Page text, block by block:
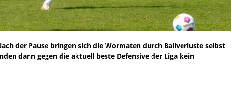
der Pause bringen sich die Wormaten durch Ballverluste selbst
dann gegen die aktuell beste Defensive der Liga kein